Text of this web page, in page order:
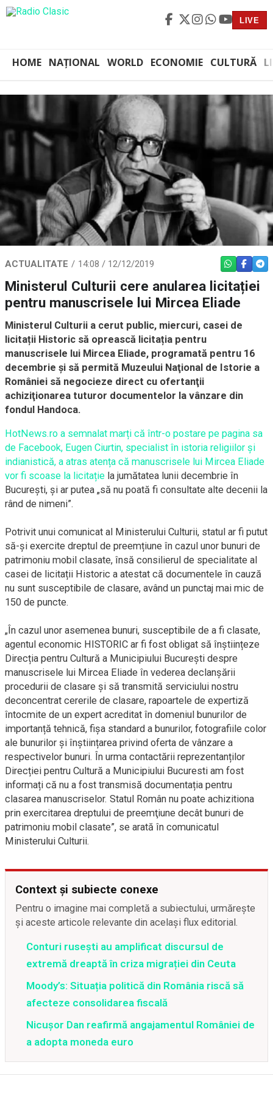
LIVE
HOME NAȚIONAL WORLD ECONOMIE CULTURĂ
ACTUALITATE 14:08 / 12/12/2019 WHATSAPP
Ministerul Culturii cere anularea licitației
pentru manuscrisele lui Mircea Eliade
Ministerul Culturii a cerut public, miercuri, casei de
licitații Historic să oprească licitația pentru
manuscrisele lui Mircea Eliade, programată pentru 16
decembrie și să permită Muzeului Naţional de Istorie a
României să negocieze direct cu ofertanţii
achiziţionarea tuturor documentelor la vânzare din
fondul Handoca. ​
HotNews.ro a semnalat marți că într-o postare pe pagina sa
de Facebook, Eugen Ciurtin, specialist în istoria religiilor și
indianistică, a atras atența că manuscrisele lui Mircea Eliade
vor fi scoase la licitație la jumătatea lunii decembrie în
București, și ar putea „să nu poată fi consultate alte decenii la
rând de nimeni”.
Potrivit unui comunicat al Ministerului Culturii, statul ar fi putut
să-și exercite dreptul de preemțiune în cazul unor bunuri de
patrimoniu mobil clasate, însă consilierul de specialitate al
casei de licitații Historic a atestat că documentele în cauză
nu sunt susceptibile de clasare, având un punctaj mai mic de
150 de puncte.
„În cazul unor asemenea bunuri, susceptibile de a fi clasate,
agentul economic HISTORIC ar fi fost obligat să înștiințeze
Direcția pentru Cultură a Municipiului Bucureşti despre
manuscrisele lui Mircea Eliade în vederea declanșării
procedurii de clasare și să transmită serviciului nostru
deconcentrat cererile de clasare, rapoartele de expertiză
întocmite de un expert acreditat în domeniul bunurilor de
importanță tehnică, fișa standard a bunurilor, fotografiile color
ale bunurilor și înștiințarea privind oferta de vânzare a
respectivelor bunuri. În urma contactării reprezentanților
Direcției pentru Cultură a Municipiului Bucuresti am fost
informați că nu a fost transmisă documentația pentru
clasarea manuscriselor. Statul Român nu poate achizitiona
prin exercitarea dreptului de preemţiune decât bunuri de
patrimoniu mobil clasate”, se arată în comunicatul
Ministerului Culturii.
Context și subiecte conexe
Pentru o imagine mai completă a subiectului, urmărește
și aceste articole relevante din același flux editorial.
Conturi rusești au amplificat discursul de
extremă dreaptă în criza migrației din Ceuta
Moody’s: Situația politică din România riscă să
afecteze consolidarea fiscală
Nicușor Dan reafirmă angajamentul României de
a adopta moneda euro